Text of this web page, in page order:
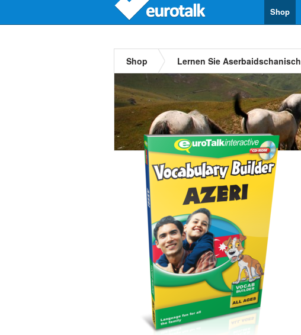
Shop
Shop Lernen Sie Aserbaidschanisch